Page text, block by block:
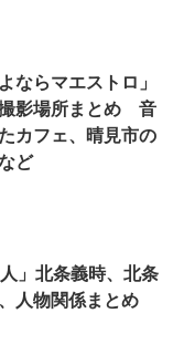
ならマエストロ」
影場所まとめ 音
カフェ、晴見市の
ど
人」北条義時、北条
人物関係まとめ